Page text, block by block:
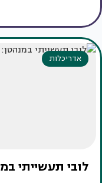
אדריכלות
לובי תעשייתי